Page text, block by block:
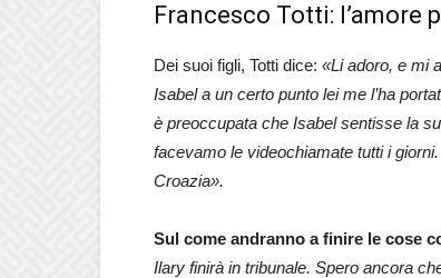
Francesco Totti: l’amore
Dei suoi figli, Totti dice: «Li adoro, e mi
Isabel a un certo punto lei me l’ha
è preoccupata che Isabel sentisse la
facevamo le videochiamate tutti i
Croazia».
Sul come andranno a finire le cose
Ilary finirà in tribunale. Spero ancora